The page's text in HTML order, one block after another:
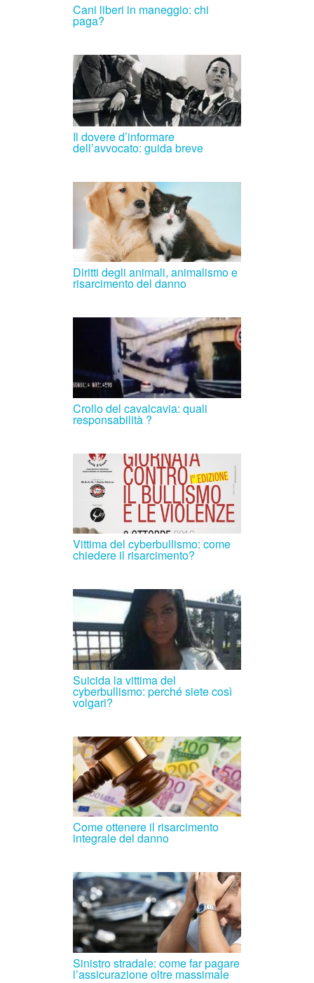
Cani liberi in maneggio: chi
paga?
Il dovere d’informare
dell’avvocato: guida breve
Diritti degli animali, animalismo e
risarcimento del danno
Crollo del cavalcavia: quali
responsabilità ?
Vittima del cyberbullismo: come
chiedere il risarcimento?
Suicida la vittima del
cyberbullismo: perché siete così
volgari?
Come ottenere il risarcimento
integrale del danno
Sinistro stradale: come far pagare
l’assicurazione oltre massimale